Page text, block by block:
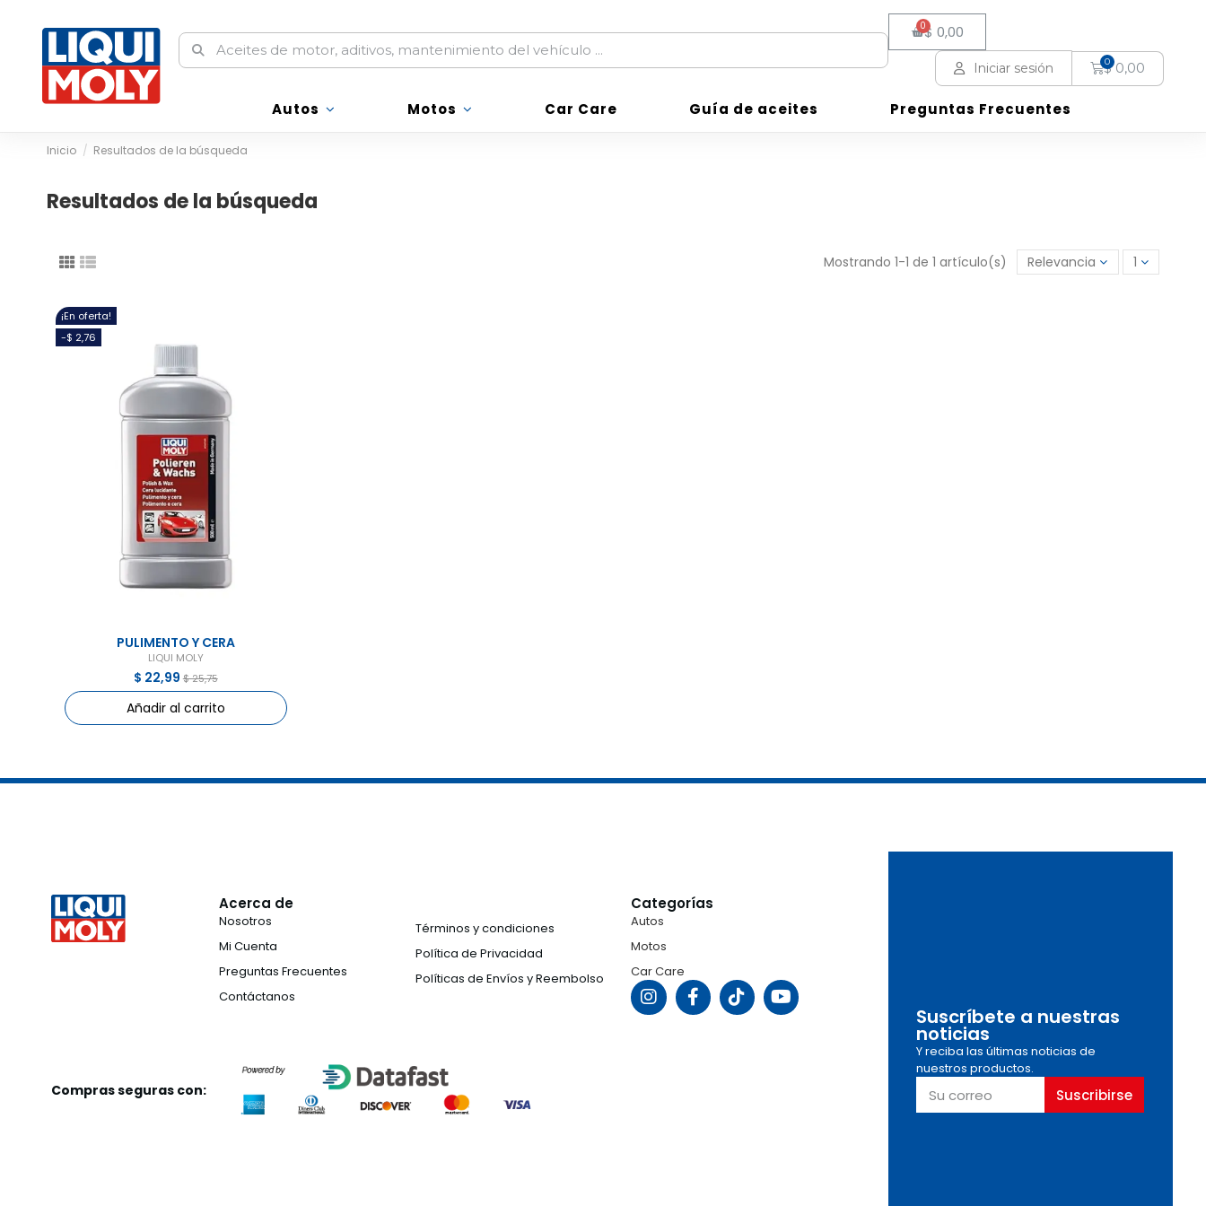
$ 0,00
Iniciar sesión $ 0,00
Autos Motos Car Care Guía de aceites Preguntas Frecuentes
Autos Motos Car Care Guía de aceites Preguntas Frecuentes
Inicio Resultados de la búsqueda
Resultados de la búsqueda
Mostrando 1-1 de 1 artículo(s) Relevancia 1
¡En oferta!
-$ 2,76
PULIMENTO Y CERA
LIQUI MOLY
$ 22,99$ 25,75
Añadir al carrito
Acerca de
Nosotros
Mi Cuenta
Preguntas Frecuentes
Contáctanos
Términos y condiciones
Política de Privacidad
Políticas de Envíos y Reembolso
Categorías
Autos
Motos
Car Care
Compras seguras con:
Suscríbete a nuestras
noticias
Y reciba las últimas noticias de
nuestros productos.
Suscribirse